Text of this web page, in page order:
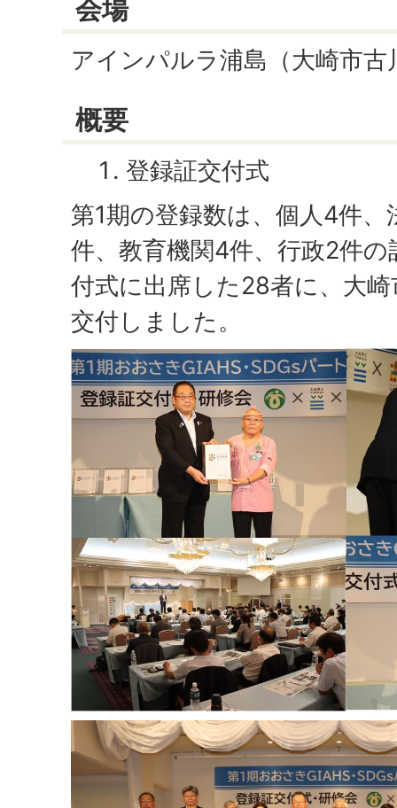
会場
アインパルラ浦島（大崎市
概要
登録証交付式
第1期の登録数は、個人4件、
件、教育機関4件、行政2件
付式に出席した28者に、大
交付しました。